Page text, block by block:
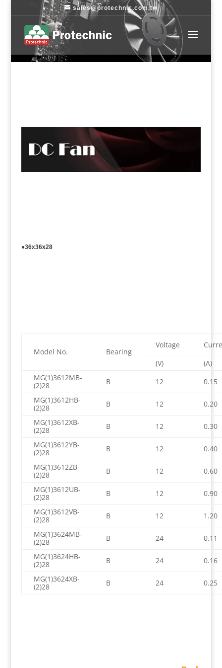
sales@protechnic.com.tw
●36x36x28
Model No. Bearing
Voltage
(V)
(A)
MG(1)3612MB-
(2)28
B 12
0.15
MG(1)3612HB-
(2)28
B 12
0.20
MG(1)3612XB-
(2)28
B 12
0.30
MG(1)3612YB-
(2)28
B 12
0.40
MG(1)3612ZB-
(2)28
B 12
0.60
MG(1)3612UB-
(2)28
B 12
0.90
MG(1)3612VB-
(2)28
B 12
1.20
MG(1)3624MB-
(2)28
B 24
0.11
MG(1)3624HB-
(2)28
B 24
0.16
MG(1)3624XB-
(2)28
B 24 0.25